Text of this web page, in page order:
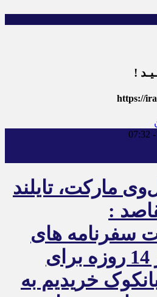
!
https://
مارکت، تایلند
:
سفرنامه های
۱۴۰۴ ما یه تور 14 روزه برای
خریدیم به